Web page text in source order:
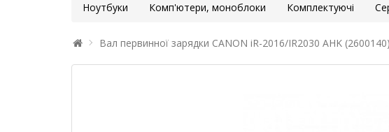
Ноутбуки Комп'ютери, моноблоки Комплектуючі
Вал первинної зарядки CANON iR-2016/IR2030 AHK (2600140)